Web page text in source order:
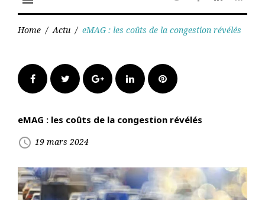
TwitterFacebook
Linkedin
RSS
Home / Actu / eMAG : les coûts de la congestion révélés
FacebookTwitter Google+LinkedInPinterest
eMAG : les coûts de la congestion révélés
access_time 19 mars 2024